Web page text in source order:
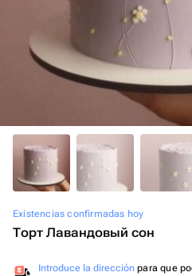
Existencias confirmadas hoy
Торт Лавандовый сон
Introduce la dirección para que